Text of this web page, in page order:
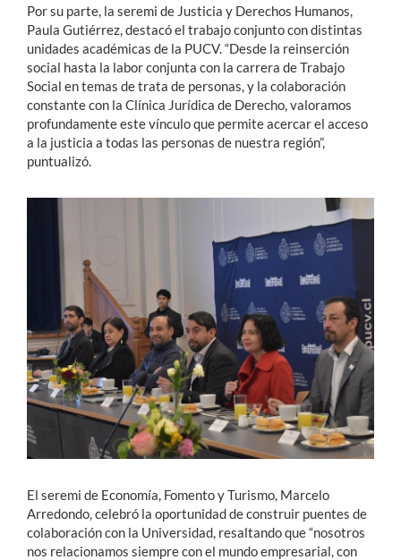
Por su parte, la seremi de Justicia y Derechos Humanos,
Paula Gutiérrez, destacó el trabajo conjunto con distintas
unidades académicas de la PUCV. “Desde la reinserción
social hasta la labor conjunta con la carrera de Trabajo
Social en temas de trata de personas, y la colaboración
constante con la Clínica Jurídica de Derecho, valoramos
profundamente este vínculo que permite acercar el acceso
a la justicia a todas las personas de nuestra región”,
puntualizó.
El seremi de Economía, Fomento y Turismo, Marcelo
Arredondo, celebró la oportunidad de construir puentes de
colaboración con la Universidad, resaltando que “nosotros
nos relacionamos siempre con el mundo empresarial, con